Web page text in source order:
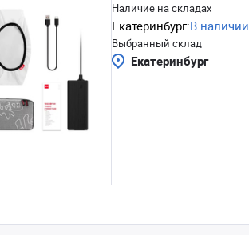
Наличие на складах
Екатеринбург:В наличии
Выбранный склад
Екатеринбург